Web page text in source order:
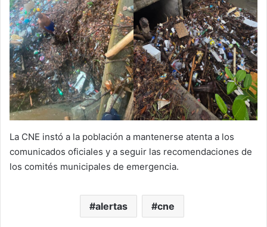
La CNE instó a la población a mantenerse atenta a los
comunicados oficiales y a seguir las recomendaciones de
los comités municipales de emergencia.
alertas cne